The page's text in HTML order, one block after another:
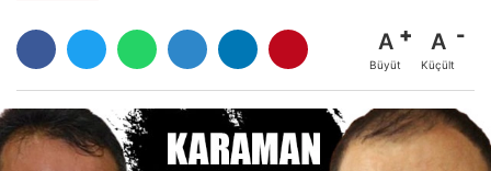
A
Büyüt
A
Küçült